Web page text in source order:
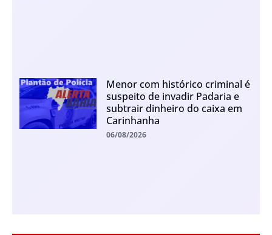
Menor com histórico criminal é
suspeito de invadir Padaria e
subtrair dinheiro do caixa em
Carinhanha
06/08/2026